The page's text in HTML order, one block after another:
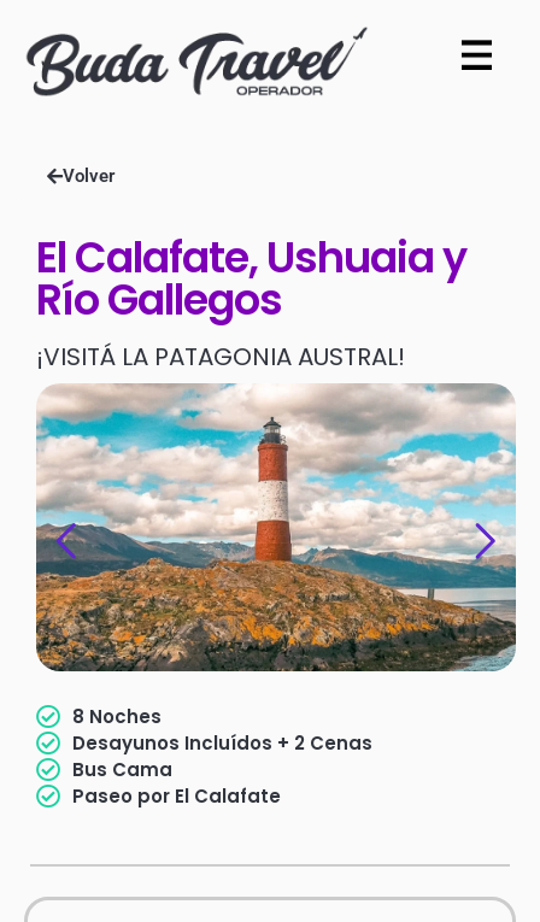
Volver
El Calafate, Ushuaia y
Río Gallegos
¡VISITÁ LA PATAGONIA AUSTRAL!
8 Noches
Desayunos Incluídos + 2 Cenas
Bus Cama
Paseo por El Calafate